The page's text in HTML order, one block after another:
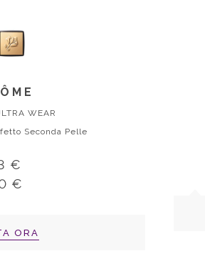
WEAR
Seconda Pelle
€
€
ORA